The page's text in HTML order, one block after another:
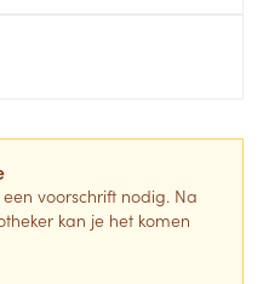
voorschrift nodig. Na
kan je het komen